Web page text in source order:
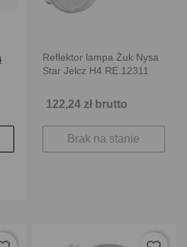
Reflektor lampa Żuk Nysa
Star Jelcz H4 RE.12311
122,24 zł brutto
Brak na stanie